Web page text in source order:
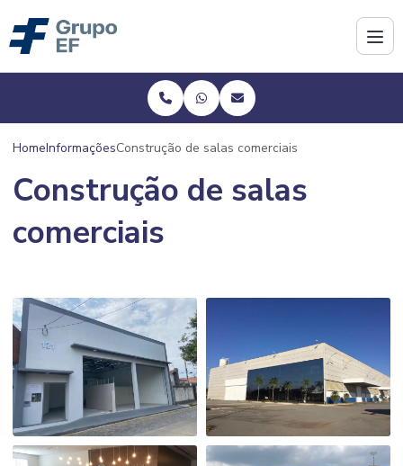
HomeInformaçõesConstrução de salas comerciais
Construção de salas
comerciais